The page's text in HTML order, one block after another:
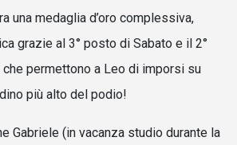
una medaglia d’oro complessiva,
grazie al 3° posto di Sabato e il 2°
permettono a Leo di imporsi su
più alto del podio!
Gabriele (in vacanza studio durante la